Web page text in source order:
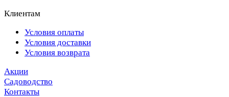
Клиентам
Условия оплаты
Условия доставки
Условия возврата
Акции
Садоводство
Контакты